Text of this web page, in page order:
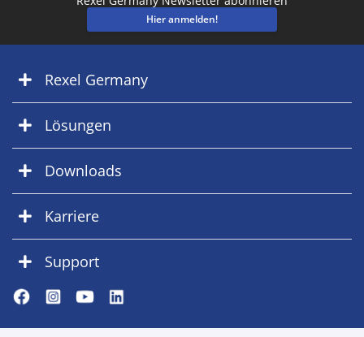
Hier anmelden!
Rexel Germany
Lösungen
Downloads
Karriere
Support